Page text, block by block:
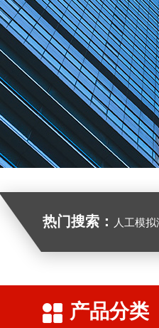
热门搜索： 人工模
产品分类